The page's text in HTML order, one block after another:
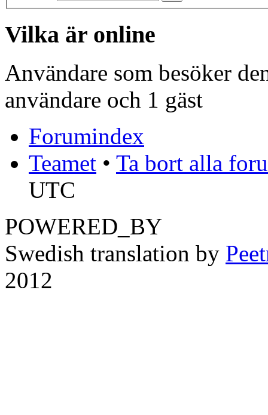
Vilka är online
Användare som besöker
användare och 1 gäst
Forumindex
Teamet • Ta bort alla
UTC
POWERED_BY
Swedish translation by
2012